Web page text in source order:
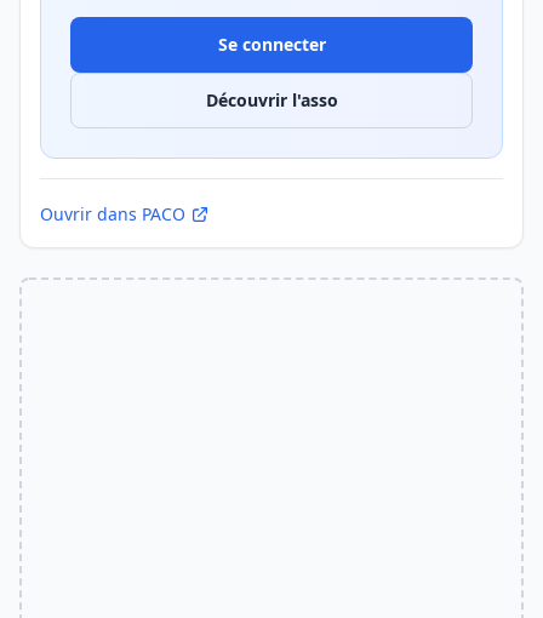
Se connecter
Découvrir l'asso
Ouvrir dans PACO